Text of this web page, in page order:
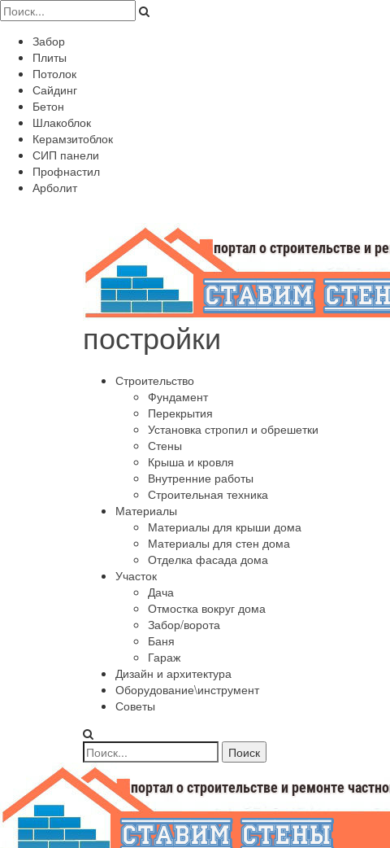
Забор
Плиты
Потолок
Сайдинг
Бетон
Шлакоблок
Керамзитоблок
СИП панели
Профнастил
Арболит
постройки
Строительство
Фундамент
Перекрытия
Установка стропил и обрешетки
Стены
Крыша и кровля
Внутренние работы
Строительная техника
Материалы
Материалы для крыши дома
Материалы для стен дома
Отделка фасада дома
Участок
Дача
Отмостка вокруг дома
Забор/ворота
Баня
Гараж
Дизайн и архитектура
Оборудование\инструмент
Советы